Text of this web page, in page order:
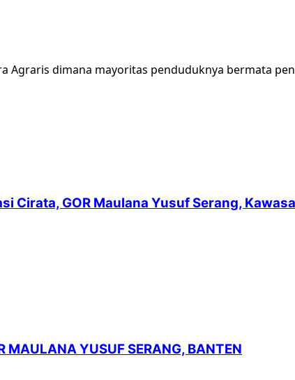
Agraris dimana mayoritas penduduknya bermata
Cirata, GOR Maulana Yusuf Serang,
MAULANA YUSUF SERANG, BANTEN